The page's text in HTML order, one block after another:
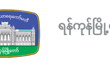
ရန်ကုန်မ